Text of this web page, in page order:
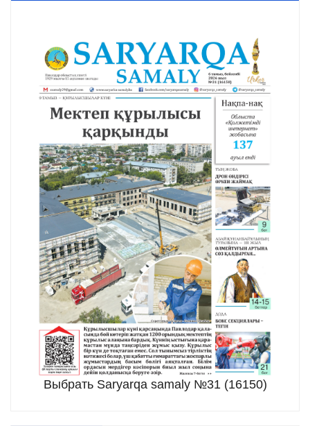
Выбрать Saryarqa samaly №31 (16150)